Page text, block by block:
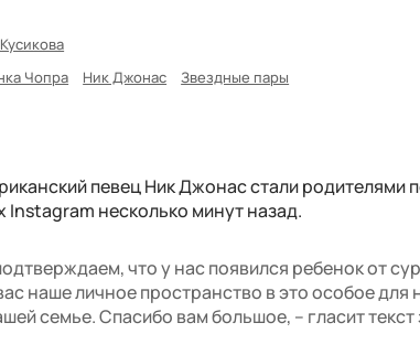
Чопра Ник Джонас Звездные пары
певец Ник Джонас стали родителями
Instagram несколько минут назад.
что у нас появился ребенок от
наше личное пространство в это особое для
семье. Спасибо вам большое, – гласит текст